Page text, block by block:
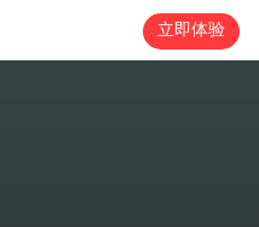
立即体验